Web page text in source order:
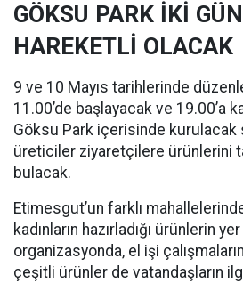
GÖKSU PARK İKİ
HAREKETLİ OLACAK
9 ve 10 Mayıs tarihlerinde
11.00’de başlayacak ve 19.00’a
Göksu Park içerisinde kurulacak
üreticiler ziyaretçilere ürünlerini
bulacak.
Etimesgut’un farklı
kadınların hazırladığı ürünlerin
organizasyonda, el işi
çeşitli ürünler de vatandaşların